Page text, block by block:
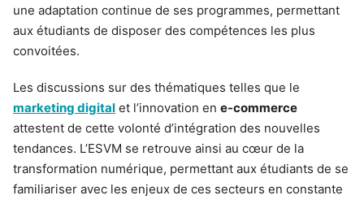
une adaptation continue de ses programmes, permettant
aux étudiants de disposer des compétences les plus
convoitées.
Les discussions sur des thématiques telles que le
marketing digital et l’innovation en e-commerce
attestent de cette volonté d’intégration des nouvelles
tendances. L’ESVM se retrouve ainsi au cœur de la
transformation numérique, permettant aux étudiants de se
familiariser avec les enjeux de ces secteurs en constante